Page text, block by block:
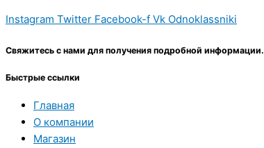
Instagram Twitter Facebook-f Vk Odnoklassniki
Свяжитесь с нами для получения подробной информации.
Быстрые ссылки
Главная
О компании
Магазин